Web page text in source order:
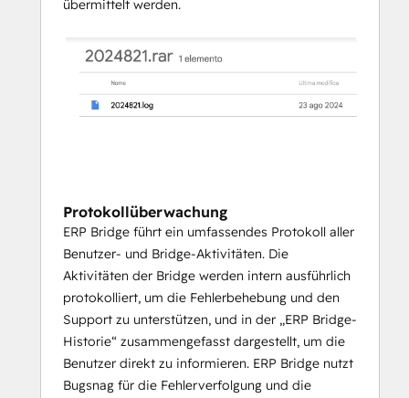
Deals,
Produkte,
Einzelposten,
Angebote,
Rechnungen,
übermittelt werden.
Protokollüberwachung
ERP Bridge führt ein umfassendes Protokoll aller
Benutzer- und Bridge-Aktivitäten. Die
Aktivitäten der Bridge werden intern ausführlich
protokolliert, um die Fehlerbehebung und den
Support zu unterstützen, und in der „ERP Bridge-
Historie“ zusammengefasst dargestellt, um die
Benutzer direkt zu informieren. ERP Bridge nutzt
Bugsnag für die Fehlerverfolgung und die